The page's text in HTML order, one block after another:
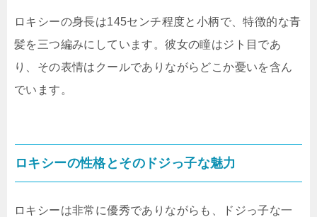
ロキシーの身長は145センチ程度と小柄で、特徴的な青
髪を三つ編みにしています。彼女の瞳はジト目であ
り、その表情はクールでありながらどこか憂いを含ん
でいます。
ロキシーの性格とそのドジっ子な魅力
ロキシーは非常に優秀でありながらも、ドジっ子な一